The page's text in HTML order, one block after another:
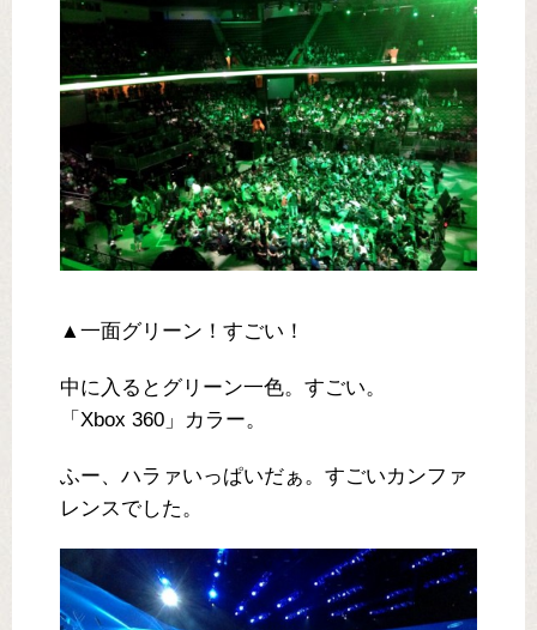
▲一面グリーン！すごい！
中に入るとグリーン一色。すごい。
「Xbox 360」カラー。
ふー、ハラァいっぱいだぁ。すごいカンファ
レンスでした。